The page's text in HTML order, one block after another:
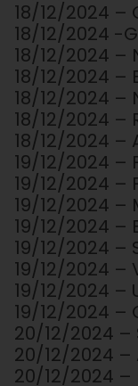
18/12/2024
18/12/2024 -
18/12/2024 –
18/12/2024 –
18/12/2024 –
18/12/2024 –
18/12/2024 –
19/12/2024 –
19/12/2024 –
19/12/2024 –
19/12/2024 –
19/12/2024 –
19/12/2024 –
19/12/2024 –
19/12/2024 –
20/12/2024 –
20/12/2024
20/12/2024 –